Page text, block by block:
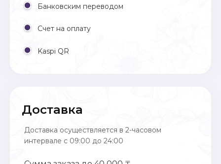
Банковским переводом
Счет на оплату
Kaspi QR
Доставка
Доставка осуществляется в 2-часовом
интервале с 09:00 до 24:00